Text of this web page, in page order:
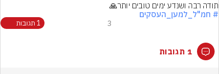
תודה רבה ושנדע ימים טובים יותר🙏
# חמ"ל_למען_העסקים
3 1 תגובות
1 תגובות